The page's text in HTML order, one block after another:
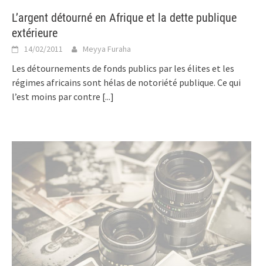
L’argent détourné en Afrique et la dette publique
extérieure
14/02/2011 Meyya Furaha
Les détournements de fonds publics par les élites et les
régimes africains sont hélas de notoriété publique. Ce qui
l’est moins par contre [...]